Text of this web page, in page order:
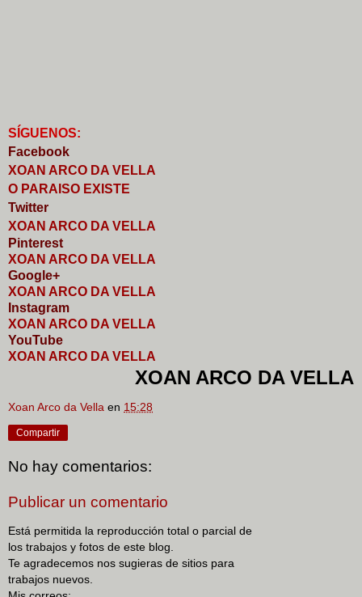
S GUENOS:
Facebook
XOAN ARCO DA VELLA
O PARAISO EXISTE
Twitter
XOAN ARCO DA VELLA
Pinterest
XOAN ARCO DA VELLA
Google+
XOAN ARCO DA VELLA
nstagram
XOAN ARCO DA VELLA
YouTube
XOAN ARCO DA VELLA
XOAN ARCO DA VELLA
Xoan Arco da Vella en 15:28
Compartir
No hay comentarios:
Publicar un comentario
Está permitida la reproducción total o parcial de
los trabajos y fotos de este blog.
Te agradecemos nos sugieras de sitios para
trabajos nuevos.